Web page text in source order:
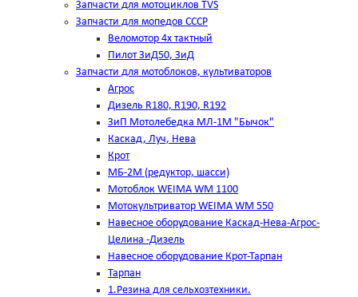
Запчасти для мотоциклов TVS
Запчасти для мопедов СССР
Веломотор 4х тактный
Пилот ЗиД50, ЗиД
Запчасти для мотоблоков, культиваторов
Агрос
Дизель R180, R190, R192
ЗиП Мотолебедка МЛ-1М "Бычок"
Каскад, Луч, Нева
Крот
МБ-2М (редуктор, шасси)
Мотоблок WEIMA WM 1100
Мотокультриватор WEIMA WM 550
Навесное оборудование Каскад-Нева-Агрос-
Целина -Дизель
Навесное оборудование Крот-Тарпан
Тарпан
1.Резина для сельхозтехники.